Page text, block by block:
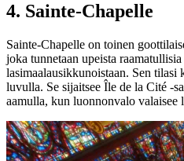
4. Sainte-Chapelle
Sainte-Chapelle on toinen
joka tunnetaan upeista
lasimaalausikkunoistaan. Sen
luvulla. Se sijaitsee Île de la Cité -
aamulla, kun luonnonvalo valaisee